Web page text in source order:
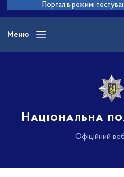
основного
вмісту
Портал в режимі
Меню
Національна
Офіційний